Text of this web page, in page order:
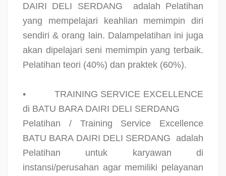
DAIRI DELI SERDANG
adalah Pelatihan
yang mempelajari keahlian memimpin diri
sendiri & orang lain. Dalampelatihan ini juga
akan dipelajari seni memimpin yang terbaik.
Pelatihan teori (40%) dan praktek (60%).
•
TRAINING SERVICE EXCELLENCE
di BATU BARA DAIRI DELI SERDANG
Pelatihan / Training Service Excellence
BATU BARA DAIRI DELI SERDANG
adalah
Pelatihan untuk karyawan di
instansi/perusahan agar memiliki pelayanan